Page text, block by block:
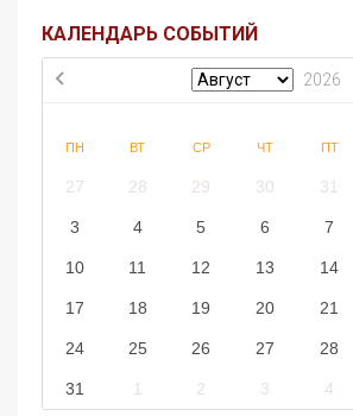
КАЛЕНДАРЬ СОБЫТИЙ
2026
ПН ВТ СР ЧТ ПТ
27 28 29 30 31
3 4 5 6 7
10 11 12 13 14
17 18 19 20 21
24 25 26 27 28
31 1 2 3 4